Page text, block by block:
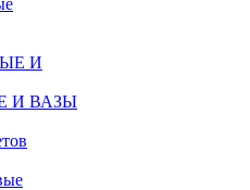
И ВАЗЫ